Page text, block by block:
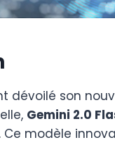
dévoilé son
Gemini 2.0
. Ce modèle